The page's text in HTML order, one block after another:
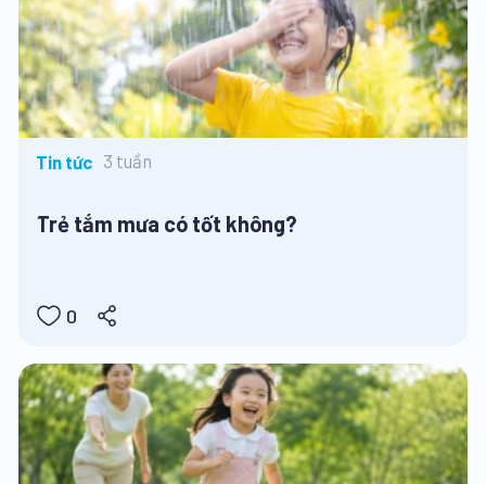
Tin tức 3 tuần
Trẻ tắm mưa có tốt không?
0